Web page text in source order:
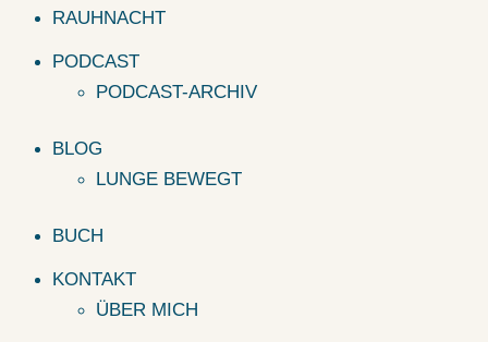
RAUHNACHT
PODCAST
PODCAST-ARCHIV
BLOG
LUNGE BEWEGT
BUCH
KONTAKT
ÜBER MICH